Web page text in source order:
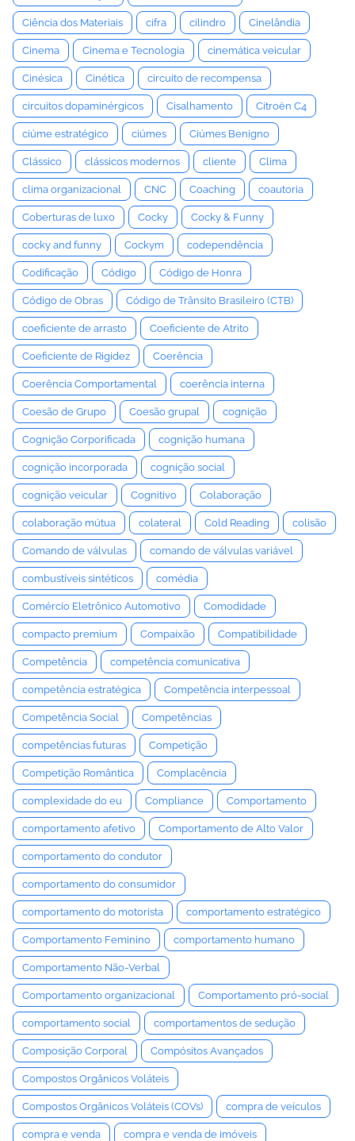
Ciência dos Materiais cifra cilindro Cinelândia
Cinema Cinema e Tecnologia cinemática veicular
Cinésica Cinética circuito de recompensa
circuitos dopaminérgicos Cisalhamento Citroën C4
ciúme estratégico ciúmes Ciúmes Benigno
Clássico clássicos modernos cliente Clima
clima organizacional CNC Coaching coautoria
Coberturas de luxo Cocky Cocky & Funny
cocky and funny Cockym codependência
Codificação Código Código de Honra
Código de Obras Código de Trânsito Brasileiro (CTB)
coeficiente de arrasto Coeficiente de Atrito
Coeficiente de Rigidez Coerência
Coerência Comportamental coerência interna
Coesão de Grupo Coesão grupal cognição
Cognição Corporificada cognição humana
cognição incorporada cognição social
cognição veicular Cognitivo Colaboração
colaboração mútua colateral Cold Reading colisão
Comando de válvulas comando de válvulas variável
combustíveis sintéticos comédia
Comércio Eletrônico Automotivo Comodidade
compacto premium Compaixão Compatibilidade
Competência competência comunicativa
competência estratégica Competência interpessoal
Competência Social Competências
competências futuras Competição
Competição Romântica Complacência
complexidade do eu Compliance Comportamento
comportamento afetivo Comportamento de Alto Valor
comportamento do condutor
comportamento do consumidor
comportamento do motorista comportamento estratégico
Comportamento Feminino comportamento humano
Comportamento Não-Verbal
Comportamento organizacional Comportamento pró-social
comportamento social comportamentos de sedução
Composição Corporal Compósitos Avançados
Compostos Orgânicos Voláteis
Compostos Orgânicos Voláteis (COVs) compra de veículos
compra e venda compra e venda de imóveis